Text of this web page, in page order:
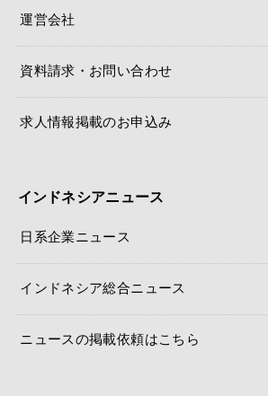
運営会社
資料請求・お問い合わせ
求人情報掲載のお申込み
インドネシアニュース
日系企業ニュース
インドネシア総合ニュース
ニュースの掲載依頼はこちら